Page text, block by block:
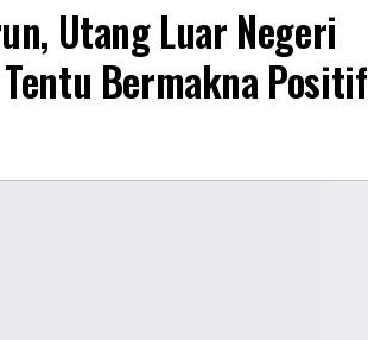
Utang Luar Negeri
Bermakna Positif